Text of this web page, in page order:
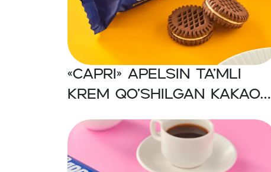
«CAPRI» Apelsin ta’mli
krem qo’shilgan kakaoli